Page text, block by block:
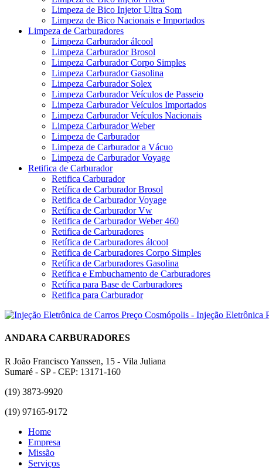
Limpeza de Bico Injetor Ultra Som
Limpeza de Bico Nacionais e Importados
Limpeza de Carburadores
Limpeza Carburador álcool
Limpeza Carburador Brosol
Limpeza Carburador Corpo Simples
Limpeza Carburador Gasolina
Limpeza Carburador Solex
Limpeza Carburador Veículos de Passeio
Limpeza Carburador Veículos Importados
Limpeza Carburador Veículos Nacionais
Limpeza Carburador Weber
Limpeza de Carburador
Limpeza de Carburador a Vácuo
Limpeza de Carburador Voyage
Retifica de Carburador
Retifica Carburador
Retífica de Carburador Brosol
Retifica de Carburador Voyage
Retífica de Carburador Vw
Retifica de Carburador Weber 460
Retifica de Carburadores
Retífica de Carburadores álcool
Retífica de Carburadores Corpo Simples
Retífica de Carburadores Gasolina
Retífica e Embuchamento de Carburadores
Retífica para Base de Carburadores
Retifica para Carburador
ANDARA CARBURADORES
R João Francisco Yanssen, 15 - Vila Juliana
Sumaré - SP - CEP: 13171-160
(19) 3873-9920
(19) 97165-9172
Home
Empresa
Missão
Serviços